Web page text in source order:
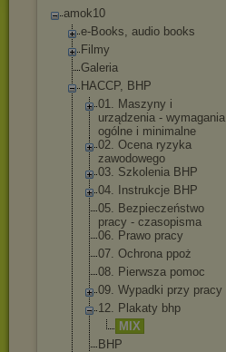
amok10
e-Books, audio books
Filmy
Galeria
HACCP, BHP
01. Maszyny i
urządzenia - wymagania
ogólne i minimalne
02. Ocena ryzyka
zawodowego
03. Szkolenia BHP
04. Instrukcje BHP
05. Bezpieczeństwo
pracy - czasopisma
06. Prawo pracy
07. Ochrona ppoż
08. Pierwsza pomoc
09. Wypadki przy pracy
12. Plakaty bhp
MIX
BHP